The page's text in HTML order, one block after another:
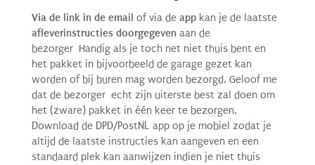
Via de link in de email of via de appkan je de laatste
afleverinstructies doorgegevenaan de
bezorger Handig als je toch net niet thuis bent en
het pakket in bijvoorbeeld de garage gezet kan
worden of bij buren mag worden bezorgd. Geloof me
dat de bezorger echt zijn uiterste best zal doen om
het (zware) pakket in één keer te bezorgen.
Download de DPD/PostNL app op je mobiel zodat je
altijd de laatste instructies kan aangeven en een
standaard plek kan aanwijzen indien je niet thuis